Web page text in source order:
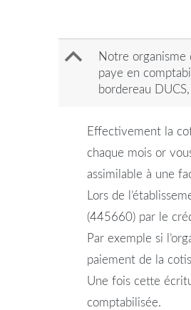
B
Notre
paye en
bordereau
Effectivement la
chaque mois or
assimilable à une
Lors de
(445660) par le
Par exemple si
paiement de la
Une fois cette
comptabilisée.